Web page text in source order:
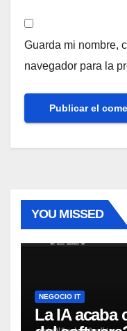
Guarda mi nombre,
navegador para la
YOU MISSED
NEGOCIO IT
La IA acaba